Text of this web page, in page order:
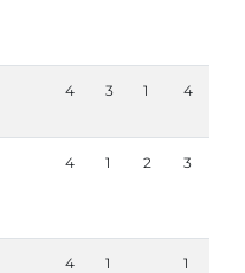
4 3 1 4
4 1 2 3
4 1 1